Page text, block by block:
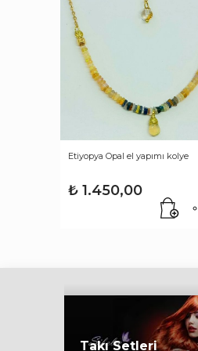
Etiyopya Opal el yapımı kolye
₺ 1.450,00
Takı Setleri